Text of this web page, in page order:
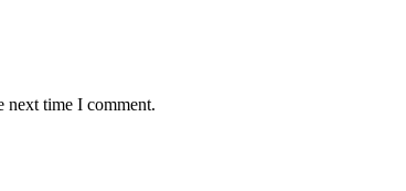
next time I comment.